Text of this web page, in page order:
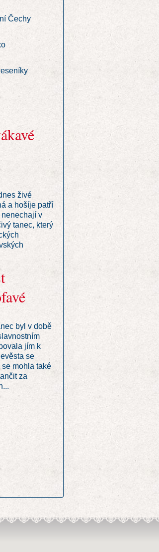
Čechy
živé
a hošíje patří
nenechají v
tanec, který
byl v době
jím k
se
mohla také
za